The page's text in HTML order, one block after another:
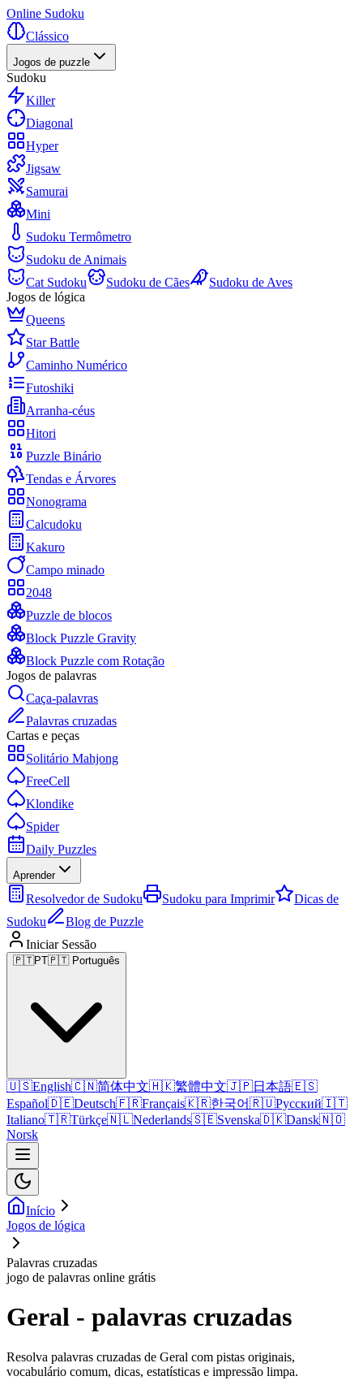
Online Sudoku
Clássico
Jogos de puzzle
Sudoku
Killer
Diagonal
Hyper
Jigsaw
Samurai
Mini
Sudoku Termômetro
Sudoku de Animais
Cat Sudoku
Sudoku de Cães
Sudoku de Aves
Jogos de lógica
Queens
Star Battle
Caminho Numérico
Futoshiki
Arranha-céus
Hitori
Puzzle Binário
Tendas e Árvores
Nonograma
Calcudoku
Kakuro
Campo minado
2048
Puzzle de blocos
Block Puzzle Gravity
Block Puzzle com Rotação
Jogos de palavras
Caça-palavras
Palavras cruzadas
Cartas e peças
Solitário Mahjong
FreeCell
Klondike
Spider
Daily Puzzles
Aprender
Resolvedor de Sudoku Sudoku para Imprimir
Dicas de
Sudoku
Blog de Puzzle
Iniciar Sessão
🇵🇹PT🇵🇹 Português
🇺🇸English🇨🇳简体中文🇭🇰繁體中文🇯🇵日本語🇪🇸
Español🇩🇪Deutsch🇫🇷Français🇰🇷한국어🇷🇺Русский🇮🇹
Italiano🇹🇷Türkçe🇳🇱Nederlands🇸🇪Svenska🇩🇰Dansk🇳🇴
Norsk
Início
Jogos de lógica
Palavras cruzadas
jogo de palavras online grátis
Geral - palavras cruzadas
Resolva palavras cruzadas de Geral com pistas originais,
vocabulário comum, dicas, estatísticas e impressão limpa.